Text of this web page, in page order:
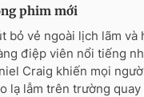
phim mới
bỏ vẻ ngoài lịch lãm và
điệp viên nổi tiếng
Craig khiến mọi
lạ lẫm trên trường